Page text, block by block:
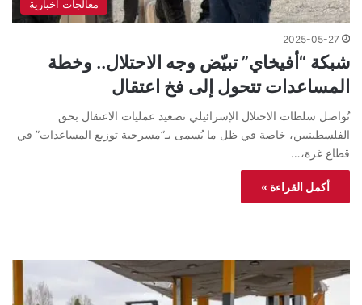
معالجات اخبارية
2025-05-27
شبكة “أفيخاي” تبيّض وجه الاحتلال.. وخطة
المساعدات تتحول إلى فخ اعتقال
تُواصل سلطات الاحتلال الإسرائيلي تصعيد عمليات الاعتقال بحق
الفلسطينيين، خاصة في ظل ما يُسمى بـ”مسرحية توزيع المساعدات” في
قطاع غزة،…
أكمل القراءة »